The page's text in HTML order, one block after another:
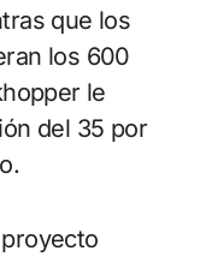
que los
los 600
le
del 35 por